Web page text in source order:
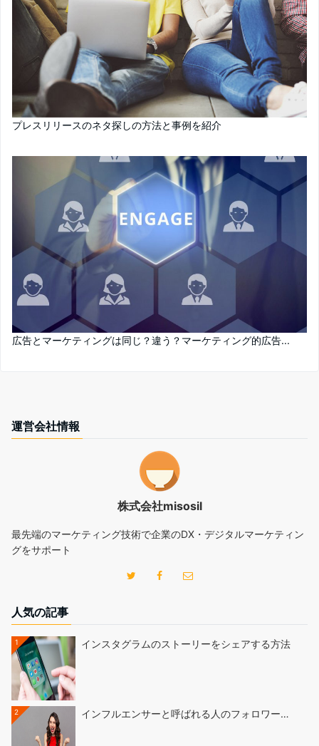
プレスリリースのネタ探しの方法と事例を紹介
広告とマーケティングは同じ？違う？マーケティング的広告...
運営会社情報
株式会社misosil
最先端のマーケティング技術で企業のDX・デジタルマーケティン
グをサポート
人気の記事
1 インスタグラムのストーリーをシェアする方法
2 インフルエンサーと呼ばれる人のフォロワー…